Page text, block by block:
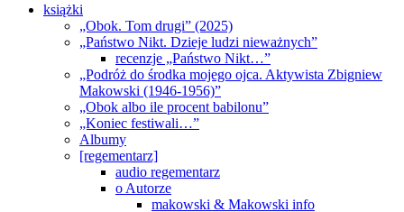
książki
„Obok. Tom drugi” (2025)
„Państwo Nikt. Dzieje ludzi nieważnych”
recenzje „Państwo Nikt…”
„Podróż do środka mojego ojca. Aktywista Zbigniew
Makowski (1946-1956)”
„Obok albo ile procent babilonu”
„Koniec festiwali…”
Albumy
[regementarz]
audio regementarz
o Autorze
makowski & Makowski info